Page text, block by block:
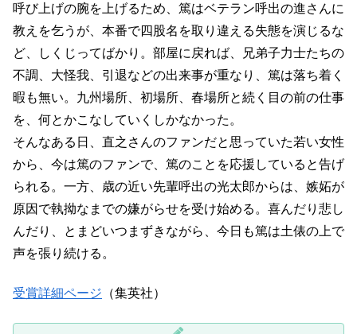
呼び上げの腕を上げるため、篤はベテラン呼出の進さんに
教えを乞うが、本番で四股名を取り違える失態を演じるな
ど、しくじってばかり。部屋に戻れば、兄弟子力士たちの
不調、大怪我、引退などの出来事が重なり、篤は落ち着く
暇も無い。九州場所、初場所、春場所と続く目の前の仕事
を、何とかこなしていくしかなかった。
そんなある日、直之さんのファンだと思っていた若い女性
から、今は篤のファンで、篤のことを応援していると告げ
られる。一方、歳の近い先輩呼出の光太郎からは、嫉妬が
原因で執拗なまでの嫌がらせを受け始める。喜んだり悲し
んだり、とまどいつまずきながら、今日も篤は土俵の上で
声を張り続ける。
受賞詳細ページ （集英社）